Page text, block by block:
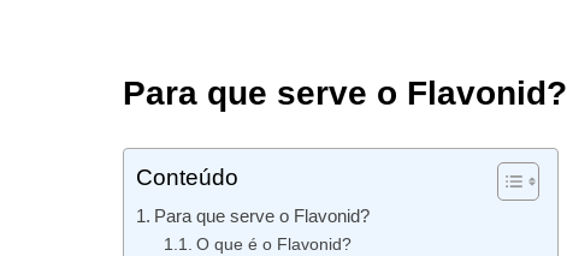
Para que serve o Flavonid?
Conteúdo
Para que serve o Flavonid?
O que é o Flavonid?